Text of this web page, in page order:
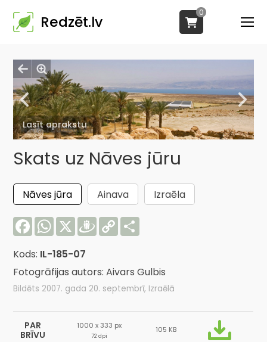
Redzēt.lv
0
Lasīt aprakstu
Skats uz Nāves jūru
Nāves jūra Ainava
Izraēla
FacebookWhatsApp
X Draugiem
Copy
Link
Kods: IL-185-07
Fotogrāfijas autors: Aivars Gulbis
Bildēts 2007. gada 20. septembrī, Izraēlā
PAR
BRĪVU
1000 x 333 px
72 dpi
105 KB